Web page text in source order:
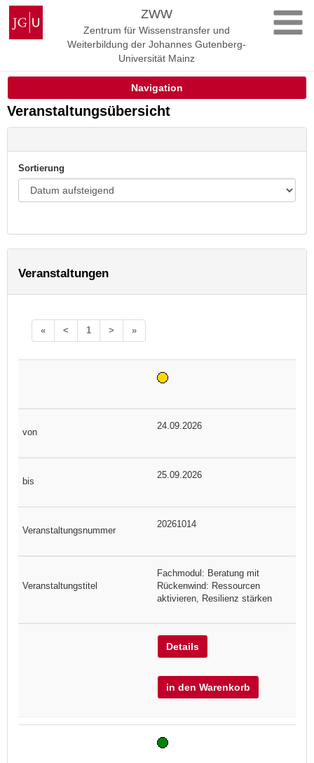
Zum
Inhalt
springen
Johannes
Gutenberg-
Universität
ZWW
Zentrum für Wissenstransfer und
Weiterbildung der Johannes Gutenberg-
Universität Mainz
Navigation
Veranstaltungsübersicht
Sortierung
Veranstaltungen
« < 1 > »
24.09.2026
25.09.2026
20261014
Fachmodul: Beratung mit
Rückenwind: Ressourcen
aktivieren, Resilienz stärken
Details
in den Warenkorb